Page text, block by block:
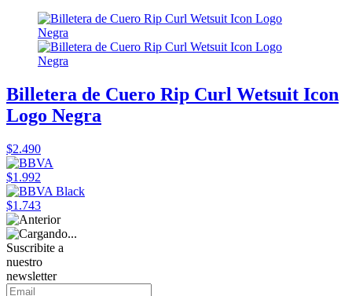
Billetera de Cuero Rip Curl Wetsuit Icon
Logo Negra
$2.490
$1.992
$1.743
Suscribite a
nuestro
newsletter